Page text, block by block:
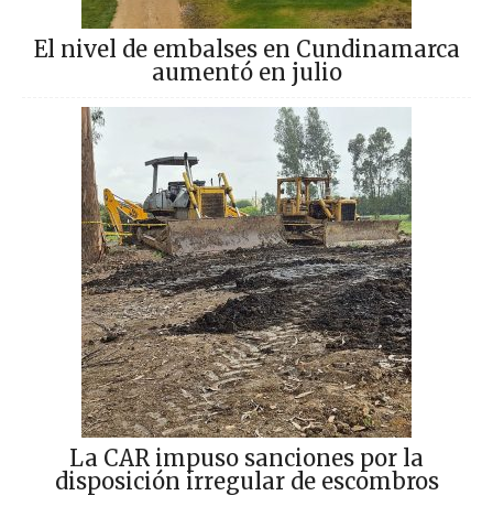
El nivel de embalses en Cundinamarca
aumentó en julio
La CAR impuso sanciones por la
disposición irregular de escombros